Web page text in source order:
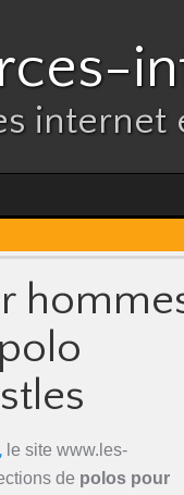
le site www.les-
de polos pour